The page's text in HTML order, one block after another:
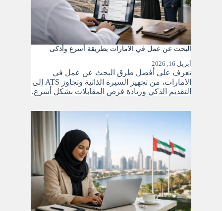
البحث عن عمل في الامارات بطريقة أسرع وأذكى
أبريل 16, 2026
تعرف على أفضل طرق البحث عن عمل في
الامارات، من تجهيز السيرة الذاتية وتجاوز ATS إلى
التقديم الذكي وزيادة فرص المقابلات بشكل أسرع.